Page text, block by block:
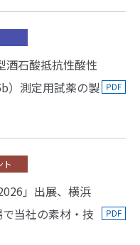
酒石酸抵抗性酸性
）測定用試薬の製
ト
」出展、横浜
で当社の素材・技